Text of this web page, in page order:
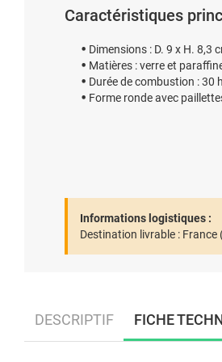
Caractéristiques
Dimensions : D. 9 x H. 8,3
Matières : verre et
Durée de combustion : 30
Forme ronde avec
Informations logistiques :
Destination livrable : France
DESCRIPTIF FICHE